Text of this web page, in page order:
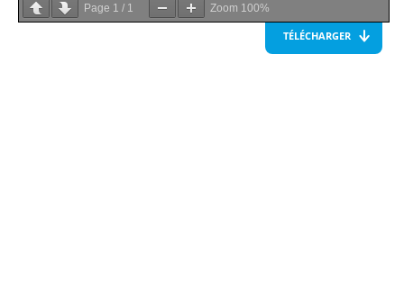
Page 1 / 1 Zoom 100%
TÉLÉCHARGER